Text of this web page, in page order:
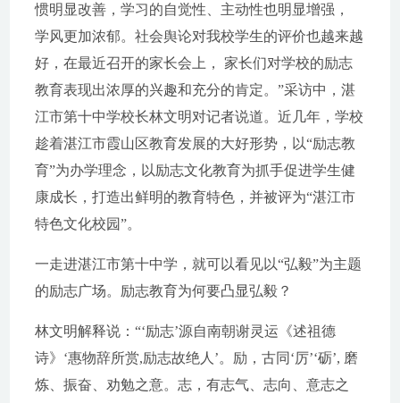
惯明显改善，学习的自觉性、主动性也明显增强，
学风更加浓郁。社会舆论对我校学生的评价也越来越
好，在最近召开的家长会上， 家长们对学校的励志
教育表现出浓厚的兴趣和充分的肯定。”采访中，湛
江市第十中学校长林文明对记者说道。近几年，学校
趁着湛江市霞山区教育发展的大好形势，以“励志教
育”为办学理念，以励志文化教育为抓手促进学生健
康成长，打造出鲜明的教育特色，并被评为“湛江市
特色文化校园”。
一走进湛江市第十中学，就可以看见以“弘毅”为主题
的励志广场。励志教育为何要凸显弘毅？
林文明解释说：“‘励志’源自南朝谢灵运《述祖德
诗》‘惠物辞所赏,励志故绝人’。励，古同‘厉’‘砺’, 磨
炼、振奋、劝勉之意。志，有志气、志向、意志之